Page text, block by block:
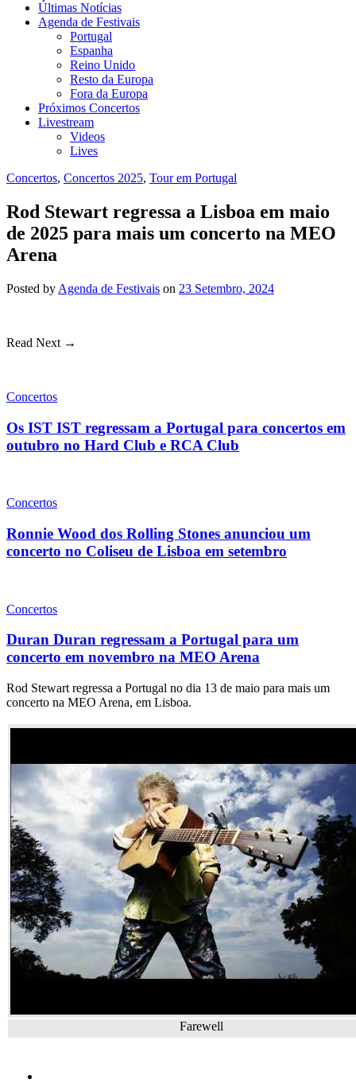
Últimas Notícias
Agenda de Festivais
Portugal
Espanha
Reino Unido
Resto da Europa
Fora da Europa
Próximos Concertos
Livestream
Videos
Lives
Concertos, Concertos 2025, Tour em Portugal
Rod Stewart regressa a Lisboa em maio
de 2025 para mais um concerto na MEO
Arena
Posted by Agenda de Festivais on 23 Setembro, 2024
Read Next →
Concertos
Os IST IST regressam a Portugal para concertos em
outubro no Hard Club e RCA Club
Concertos
Ronnie Wood dos Rolling Stones anunciou um
concerto no Coliseu de Lisboa em setembro
Concertos
Duran Duran regressam a Portugal para um
concerto em novembro na MEO Arena
Rod Stewart regressa a Portugal no dia 13 de maio para mais um
concerto na MEO Arena, em Lisboa.
Farewell